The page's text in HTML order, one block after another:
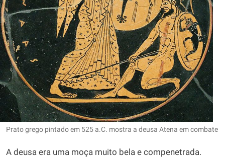
Prato grego pintado em 525 a.C. mostra a deusa Atena em combate
A deusa era uma moça muito bela e compenetrada.